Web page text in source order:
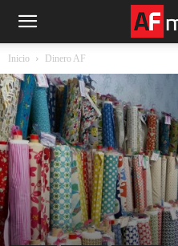
Inicio Dinero AF